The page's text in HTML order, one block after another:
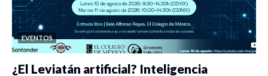
EVENTOS
¿El Leviatán artificial? Inteligencia